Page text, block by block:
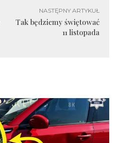
NASTĘPNY ARTYKUŁ
Tak będziemy świętować
11 listopada